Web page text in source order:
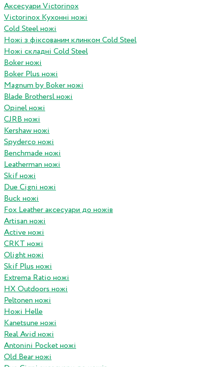
Аксесуари Victorinox
Victorinox Кухонні ножі
Cold Steel ножі
Ножі з фіксованим клинком Cold Steel
Ножі складні Cold Steel
Boker ножі
Boker Plus ножі
Magnum by Boker ножі
Blade Brothersl ножі
Opinel ножі
CJRB ножі
Kershaw ножі
Spyderco ножі
Benchmade ножі
Leatherman ножі
Skif ножі
Due Cigni ножі
Buck ножі
Fox Leather аксесуари до ножів
Artisan ножі
Active ножі
CRKT ножі
Olight ножі
Skif Plus ножі
Extrema Ratio ножі
HX Outdoors ножі
Peltonen ножі
Ножі Helle
Kanetsune ножі
Real Avid ножі
Antonini Pocket ножі
Old Bear ножі